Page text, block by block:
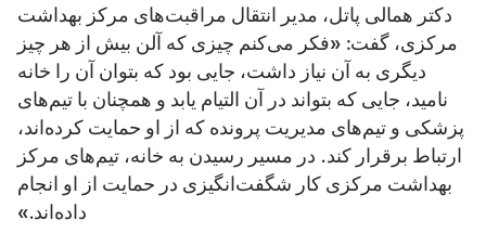
دکتر همالی پاتل، مدیر انتقال مراقبت‌های مرکز بهداشت
مرکزی، گفت: «فکر می‌کنم چیزی که آلن بیش از هر چیز
دیگری به آن نیاز داشت، جایی بود که بتوان آن را خانه
نامید، جایی که بتواند در آن التیام یابد و همچنان با تیم‌های
پزشکی و تیم‌های مدیریت پرونده که از او حمایت کرده‌اند،
ارتباط برقرار کند. در مسیر رسیدن به خانه، تیم‌های مرکز
بهداشت مرکزی کار شگفت‌انگیزی در حمایت از او انجام
داده‌اند.»